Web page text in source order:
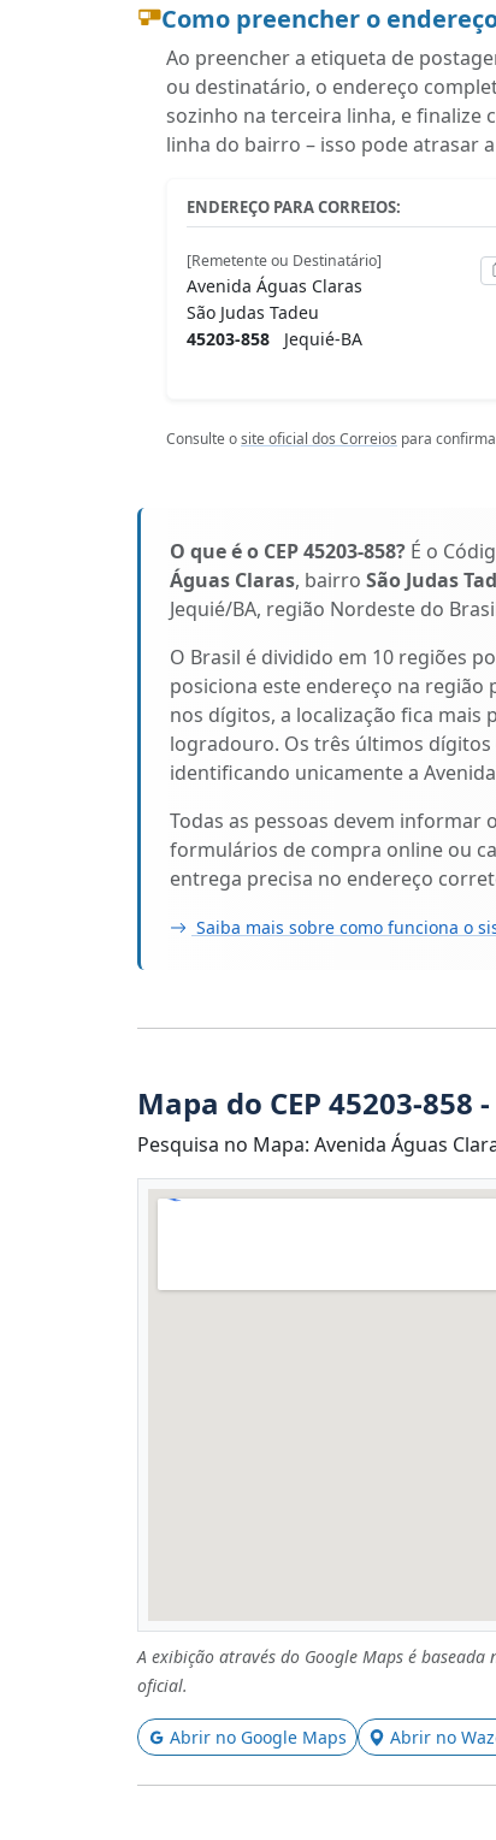
Como preencher o
Ao preencher a etiqueta de
ou destinatário, o endereço
sozinho na terceira linha, e finalize
linha do bairro – isso pode atrasar
ENDEREÇO PARA CORREIOS:
[Remetente ou Destinatário]
Avenida Águas Claras
São Judas Tadeu
45203-858 Jequié-BA
Consulte osite oficial dos Correios para
O que é o CEP 45203-858? É o
Águas Claras, bairro São Judas
Jequié/BA, região Nordeste do
O Brasil é dividido em 10 regiões
posiciona este endereço na região
nos dígitos, a localização fica mais
logradouro. Os três últimos dígitos
identificando unicamente a
Todas as pessoas devem informar
formulários de compra online ou
entrega precisa no endereço
Saiba mais sobre como funciona o
Mapa do CEP 45203-
Pesquisa no Mapa: Avenida Águas
A exibição através do Google Maps é
oficial.
Abrir no Google Maps Abrir no